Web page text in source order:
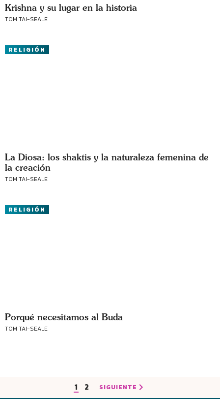
Krishna y su lugar en la historia
TOM TAI-SEALE
RELIGIÓN
La Diosa: los shaktis y la naturaleza femenina de
la creación
TOM TAI-SEALE
RELIGIÓN
Porqué necesitamos al Buda
TOM TAI-SEALE
1 2 SIGUIENTE